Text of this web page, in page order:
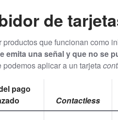
de
que funcionan como
emita una señal y que no se
aplicar a un tarjeta
pago
Contactless